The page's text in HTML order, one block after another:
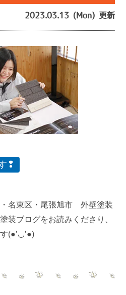
2023.03.13 (Mon) 更新
❢
名東区・尾張旭市 外壁塗装
装ブログをお読みくださり、
(●’◡’●)